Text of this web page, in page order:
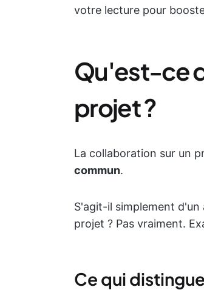
votre lecture pour
Qu'est-ce
projet ?
La collaboration sur un
commun.
S'agit-il simplement
projet ? Pas vraiment.
Ce qui